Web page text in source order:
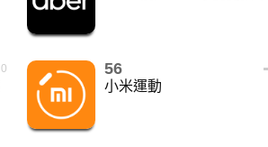
0 56
小米運動